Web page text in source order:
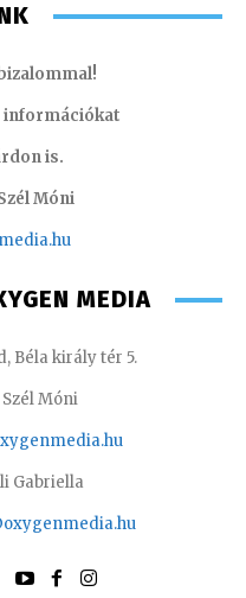
információkat
is.
Móni
MEDIA
Béla király tér 5.
Szél Móni
Gabriella